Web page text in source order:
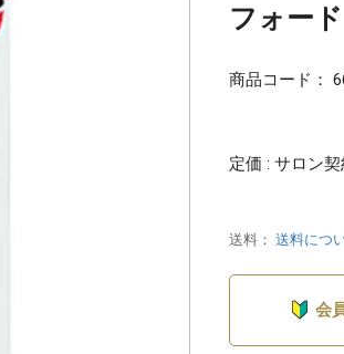
フォー
商品コード：
定価 : サロン
送料： 送料につ
会